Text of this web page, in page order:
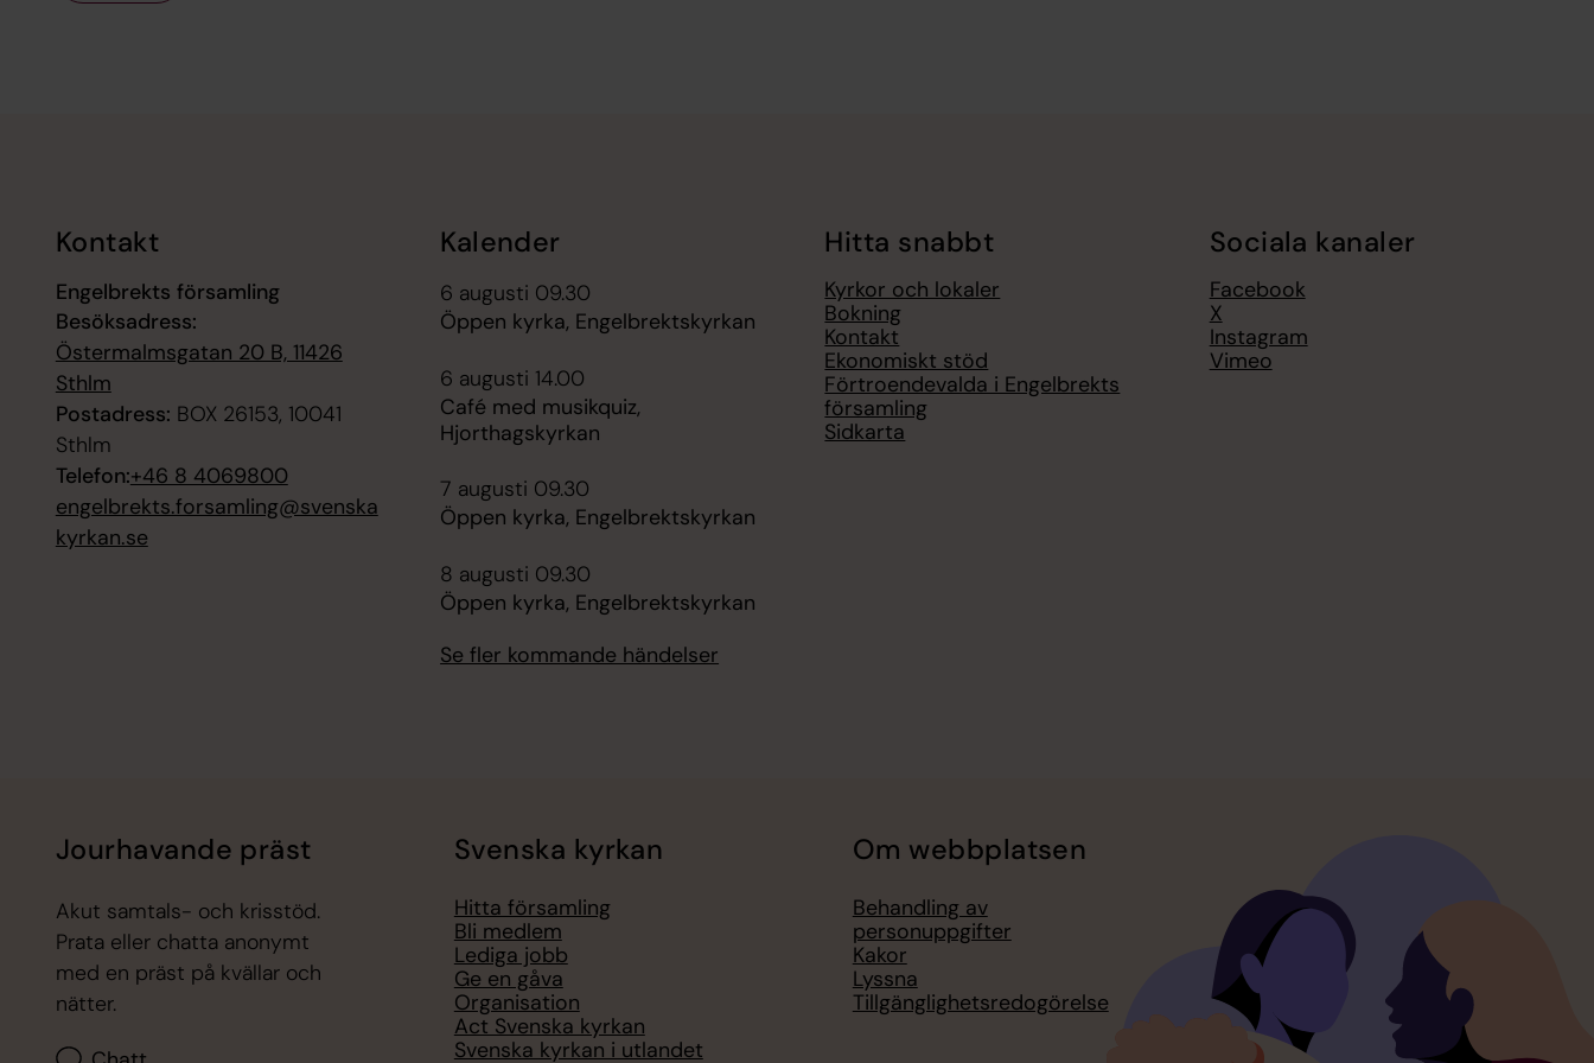
Kontakt
Engelbrekts församling
Besöksadress:
Östermalmsgatan 20 B, 11426
Sthlm
Postadress: BOX 26153, 10041
Sthlm
Telefon:+46 8 4069800
engelbrekts.forsamling@svenska
kyrkan.se
Kalender
6 augusti 09.30
Öppen kyrka, Engelbrektskyrkan
6 augusti 14.00
Café med musikquiz,
Hjorthagskyrkan
7 augusti 09.30
Öppen kyrka, Engelbrektskyrkan
8 augusti 09.30
Öppen kyrka, Engelbrektskyrkan
Se fler kommande händelser
Hitta snabbt
Kyrkor och lokaler
Bokning
Kontakt
Ekonomiskt stöd
Förtroendevalda i Engelbrekts
församling
Sidkarta
Sociala kanaler
Facebook
X
Instagram
Vimeo
Jourhavande präst
Akut samtals- och krisstöd.
Prata eller chatta anonymt
med en präst på kvällar och
nätter.
Svenska kyrkan
Hitta församling
Bli medlem
Lediga jobb
Ge en gåva
Organisation
Act Svenska kyrkan
Svenska kyrkan i utlandet
Om webbplatsen
Behandling av
personuppgifter
Kakor
Lyssna
Tillgänglighetsredogörelse